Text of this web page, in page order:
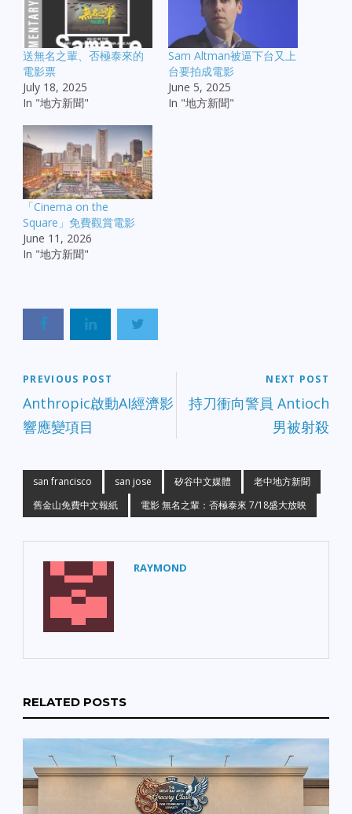
送無名之輩、否極泰來的
電影票
July 18, 2025
In "地方新聞"
Sam Altman被逼下台又上
台要拍成電影
June 5, 2025
In "地方新聞"
「Cinema on the
Square」免費觀賞電影
June 11, 2026
In "地方新聞"
PREVIOUS POST
Anthropic啟動AI經濟影
響應變項目
NEXT POST
持刀衝向警員 Antioch
男被射殺
san francisco san jose 矽谷中文媒體
老中地方新聞
舊金山免費中文報紙
電影 無名之輩：否極泰來 7/18盛大放映
RAYMOND
RELATED POSTS